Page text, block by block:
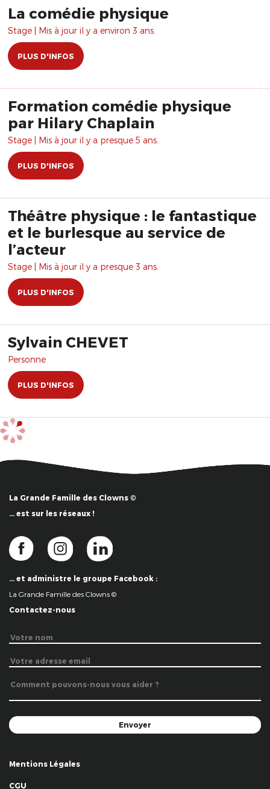
La comédie physique
Stage | Mis à jour il y a environ 3 ans.
PLUS D'INFOS
Formation comédie physique
par Hilary Chaplain
Stage | Mis à jour il y a presque 5 ans.
PLUS D'INFOS
Théâtre physique : le fantastique
et le burlesque au service de
l’acteur
Stage | Mis à jour il y a presque 3 ans.
PLUS D'INFOS
Sylvain CHEVET
Personne
PLUS D'INFOS
La Grande Famille des Clowns ©
… est sur les réseaux !
… et administre le groupe Facebook :
La Grande Famille des Clowns ©
Contactez-nous
Mentions Légales
CGU